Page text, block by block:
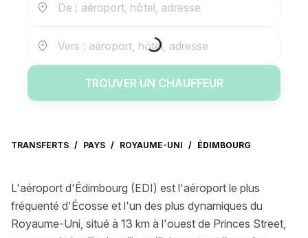
De : aéroport, hôtel, adresse
Vers : aéroport, hôtel, adresse
TROUVER UN CHAUFFEUR
TRANSFERTS / PAYS / ROYAUME-UNI / ÉDIMBOURG
L'aéroport d'Édimbourg (EDI) est l'aéroport le plus
fréquenté d'Écosse et l'un des plus dynamiques du
Royaume-Uni, situé à 13 km à l'ouest de Princes Street,